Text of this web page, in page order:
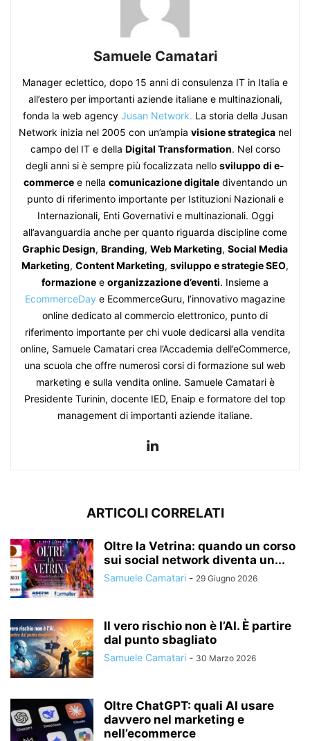
Samuele Camatari
Manager eclettico, dopo 15 anni di consulenza IT in Italia e
all’estero per importanti aziende italiane e multinazionali,
fonda la web agency Jusan Network. La storia della Jusan
Network inizia nel 2005 con un’ampia visione strategica nel
campo del IT e della Digital Transformation. Nel corso
degli anni si è sempre più focalizzata nello sviluppo di e-
commercee nella comunicazione digitalediventando un
punto di riferimento importante per Istituzioni Nazionali e
Internazionali, Enti Governativi e multinazionali. Oggi
all’avanguardia anche per quanto riguarda discipline come
Graphic Design, Branding, Web Marketing, Social Media
Marketing, Content Marketing, sviluppo e strategie SEO,
formazione e organizzazione d’eventi. Insieme a
EcommerceDay e EcommerceGuru, l’innovativo magazine
online dedicato al commercio elettronico, punto di
riferimento importante per chi vuole dedicarsi alla vendita
online, Samuele Camatari crea l’Accademia dell’eCommerce,
una scuola che offre numerosi corsi di formazione sul web
marketing e sulla vendita online. Samuele Camatari è
Presidente Turinin, docente IED, Enaip e formatore del top
management di importanti aziende italiane.
ARTICOLI CORRELATI
Oltre la Vetrina: quando un corso
sui social network diventa un...
Samuele Camatari - 29 Giugno 2026
Il vero rischio non è l’AI. È partire
dal punto sbagliato
Samuele Camatari - 30 Marzo 2026
Oltre ChatGPT: quali AI usare
davvero nel marketing e
nell’ecommerce